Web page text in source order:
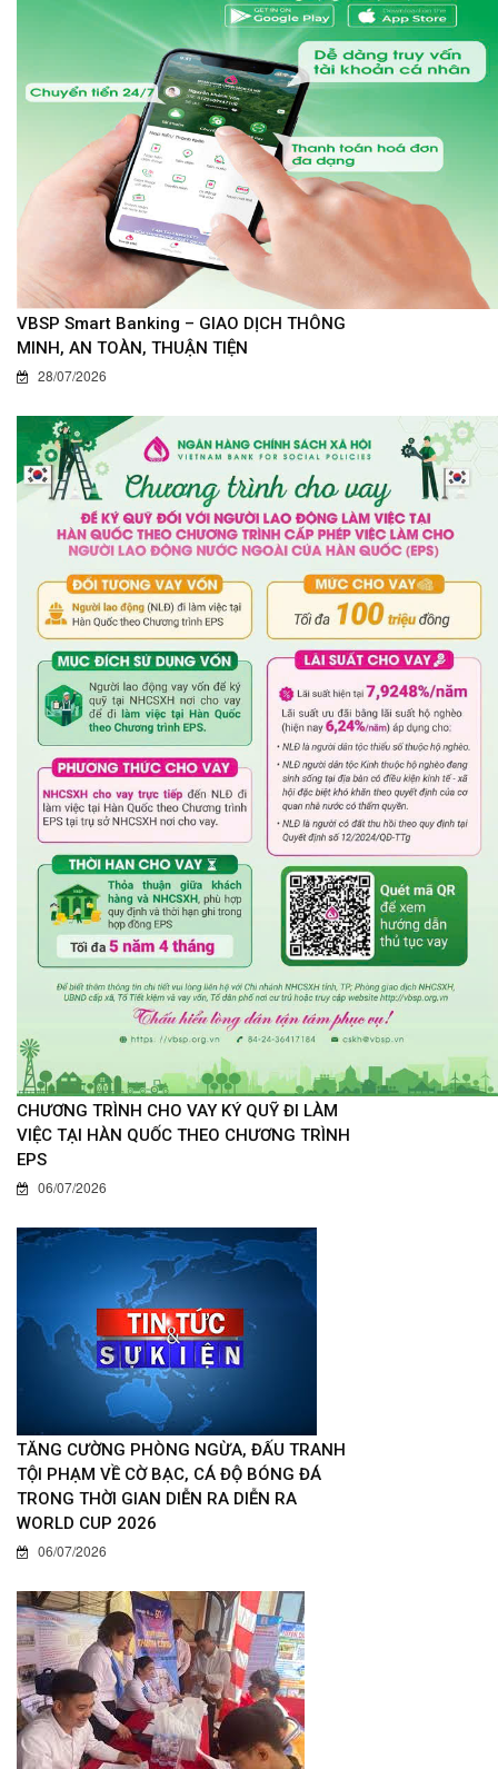
VBSP Smart Banking – GIAO DỊCH THÔNG
MINH, AN TOÀN, THUẬN TIỆN
28/07/2026
CHƯƠNG TRÌNH CHO VAY KÝ QUỸ ĐI LÀM
VIỆC TẠI HÀN QUỐC THEO CHƯƠNG TRÌNH
EPS
06/07/2026
TĂNG CƯỜNG PHÒNG NGỪA, ĐẤU TRANH
TỘI PHẠM VỀ CỜ BẠC, CÁ ĐỘ BÓNG ĐÁ
TRONG THỜI GIAN DIỄN RA DIỄN RA
WORLD CUP 2026
06/07/2026